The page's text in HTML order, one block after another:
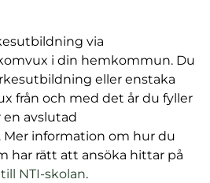
via
i din hemkommun. Du
eller enstaka
från och med det år du fyller
en avslutad
information om hur du
har rätt att ansöka hittar på
NTI-skolan.